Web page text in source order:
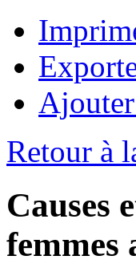
Retour à
Causes
femmes